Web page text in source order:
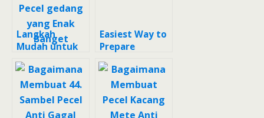
Langkah
Mudah untuk
Membuat Pecel
gedang yang
Enak Banget
Easiest Way to
Prepare
Delicious Nasi
Goreng Beef
Bulgogi